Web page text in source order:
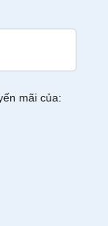
mãi của: